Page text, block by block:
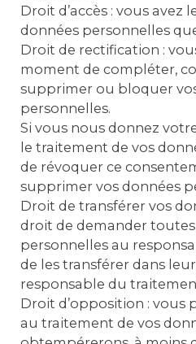
Droit d’accès : vous avez
données personnelles
Droit de rectification :
moment de compléter,
supprimer ou bloquer
personnelles.
Si vous nous donnez
le traitement de vos
de révoquer ce
supprimer vos données
Droit de transférer vos
droit de demander
personnelles au
de les transférer dans
responsable du
Droit d’opposition : vous
au traitement de vos